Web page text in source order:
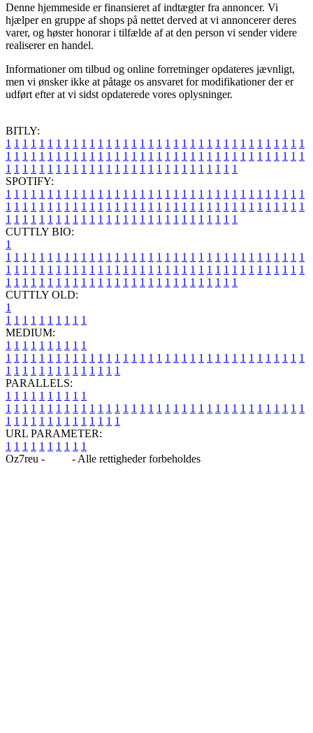
Denne hjemmeside er finansieret af indtægter fra annoncer. Vi
hjælper en gruppe af shops på nettet derved at vi annoncerer deres
varer, og høster honorar i tilfælde af at den person vi sender videre
realiserer en handel.
Informationer om tilbud og online forretninger opdateres jævnligt,
men vi ønsker ikke at påtage os ansvaret for modifikationer der er
udført efter at vi sidst opdaterede vores oplysninger.
BITLY:
1 1 1 1 1 1 1 1 1 1 1 1 1 1 1 1 1 1 1 1 1 1 1 1 1 1 1 1 1 1 1 1 1 1 1 1
1 1 1 1 1 1 1 1 1 1 1 1 1 1 1 1 1 1 1 1 1 1 1 1 1 1 1 1 1 1 1 1 1 1 1 1
1 1 1 1 1 1 1 1 1 1 1 1 1 1 1 1 1 1 1 1 1 1 1 1 1 1 1 1
SPOTIFY:
1 1 1 1 1 1 1 1 1 1 1 1 1 1 1 1 1 1 1 1 1 1 1 1 1 1 1 1 1 1 1 1 1 1 1 1
1 1 1 1 1 1 1 1 1 1 1 1 1 1 1 1 1 1 1 1 1 1 1 1 1 1 1 1 1 1 1 1 1 1 1 1
1 1 1 1 1 1 1 1 1 1 1 1 1 1 1 1 1 1 1 1 1 1 1 1 1 1 1 1
CUTTLY BIO:
1
1 1 1 1 1 1 1 1 1 1 1 1 1 1 1 1 1 1 1 1 1 1 1 1 1 1 1 1 1 1 1 1 1 1 1 1
1 1 1 1 1 1 1 1 1 1 1 1 1 1 1 1 1 1 1 1 1 1 1 1 1 1 1 1 1 1 1 1 1 1 1 1
1 1 1 1 1 1 1 1 1 1 1 1 1 1 1 1 1 1 1 1 1 1 1 1 1 1 1 1
CUTTLY OLD:
1
1 1 1 1 1 1 1 1 1 1
MEDIUM:
1 1 1 1 1 1 1 1 1 1
1 1 1 1 1 1 1 1 1 1 1 1 1 1 1 1 1 1 1 1 1 1 1 1 1 1 1 1 1 1 1 1 1 1 1 1
1 1 1 1 1 1 1 1 1 1 1 1 1 1
PARALLELS:
1 1 1 1 1 1 1 1 1 1
1 1 1 1 1 1 1 1 1 1 1 1 1 1 1 1 1 1 1 1 1 1 1 1 1 1 1 1 1 1 1 1 1 1 1 1
1 1 1 1 1 1 1 1 1 1 1 1 1 1
URL PARAMETER:
1 1 1 1 1 1 1 1 1 1
Oz7reu -
- Alle rettigheder forbeholdes